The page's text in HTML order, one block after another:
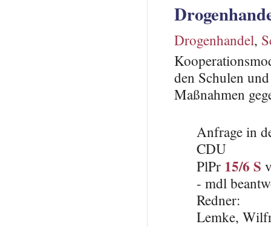
Drogenhandel,
den Schulen
Maßnahmen
Anfrage in
CDU
PlPr 15/6 S
- mdl
Redner:
Lemke,